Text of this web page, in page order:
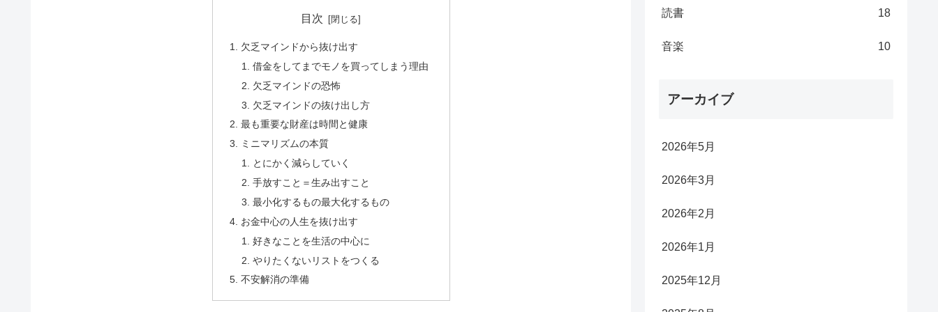
目次
欠乏マインドから抜け出す
借金をしてまでモノを買ってしまう理由
欠乏マインドの恐怖
欠乏マインドの抜け出し方
最も重要な財産は時間と健康
ミニマリズムの本質
とにかく減らしていく
手放すこと＝生み出すこと
最小化するもの最大化するもの
お金中心の人生を抜け出す
好きなことを生活の中心に
やりたくないリストをつくる
不安解消の準備
読書 18
音楽 10
アーカイブ
2026年5月
2026年3月
2026年2月
2026年1月
2025年12月